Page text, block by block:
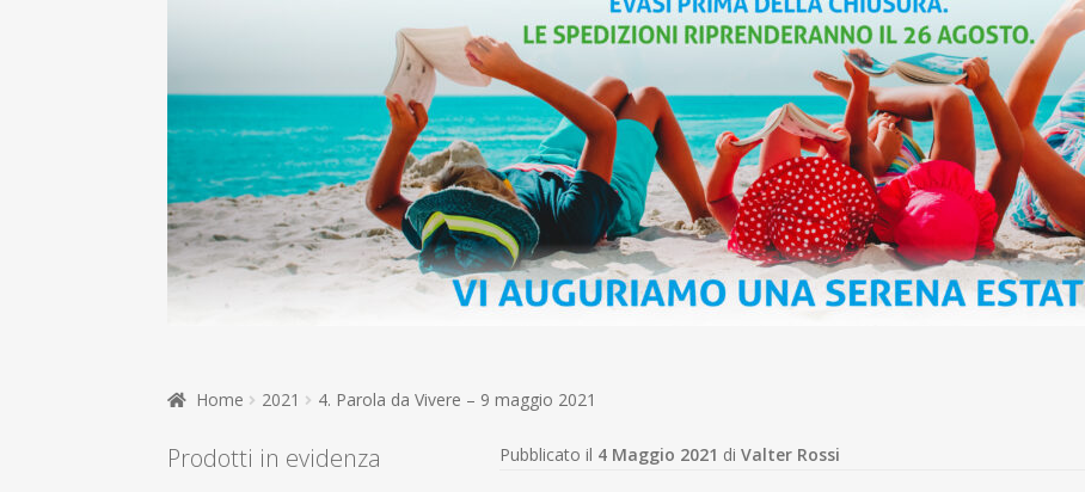
Home 2021 4. Parola da Vivere – 9 maggio 2021
Pubblicato il 4 Maggio 2021 di Valter Rossi
Prodotti in evidenza